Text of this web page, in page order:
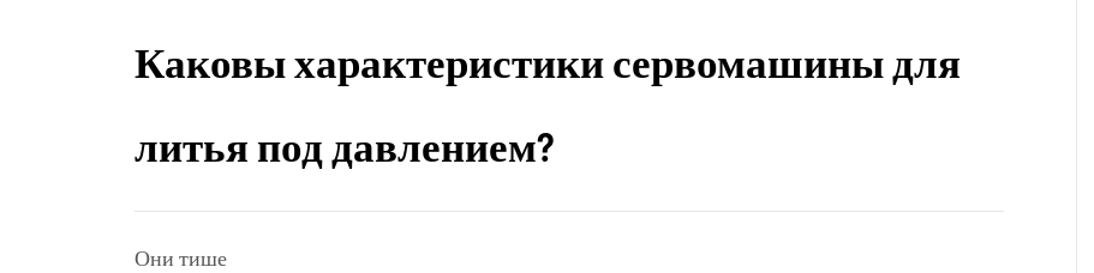
Каковы характеристики сервомашины для
литья под давлением?
Они тише